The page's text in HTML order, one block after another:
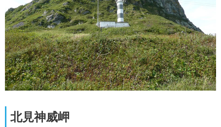
北見神威岬